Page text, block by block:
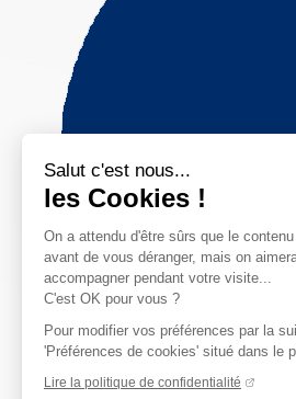
Salut c'est nous...
les Cookies !
On a attendu d'être sûrs que le
avant de vous déranger, mais on
accompagner pendant votre visite...
C'est OK pour vous ?
Pour modifier vos préférences par la
'Préférences de cookies' situé dans le
Lire la politique de confidentialité